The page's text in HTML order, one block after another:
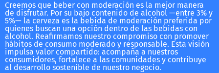
Creemos que beber con moderación es la mejor manera
de disfrutar. Por su bajo contenido de alcohol —entre 3% y
5%— la cerveza es la bebida de moderación preferida por
quienes buscan una opción dentro de las bebidas con
alcohol. Reafirmamos nuestro compromiso con promover
hábitos de consumo moderado y responsable. Esta visión
impulsa valor compartido: acompaña a nuestros
consumidores, fortalece a las comunidades y contribuye
al desarrollo sostenible de nuestro negocio.